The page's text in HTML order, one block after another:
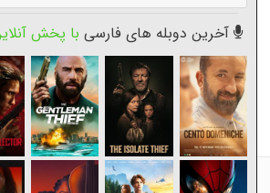
آخرین دوبله های فارسی با پخش